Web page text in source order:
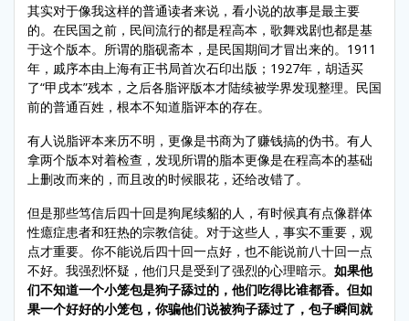
其实对于像我这样的普通读者来说，看小说的故事是最主要
的。在民国之前，民间流行的都是程高本，歌舞戏剧也都是基
于这个版本。所谓的脂砚斋本，是民国期间才冒出来的。1911
年，戚序本由上海有正书局首次石印出版；1927年，胡适买
了“甲戌本”残本，之后各脂评版本才陆续被学界发现整理。民国
前的普通百姓，根本不知道脂评本的存在。
有人说脂评本来历不明，更像是书商为了赚钱搞的伪书。有人
拿两个版本对着检查，发现所谓的脂本更像是在程高本的基础
上删改而来的，而且改的时候眼花，还给改错了。
但是那些笃信后四十回是狗尾续貂的人，有时候真有点像群体
性癔症患者和狂热的宗教信徒。对于这些人，事实不重要，观
点才重要。你不能说后四十回一点好，也不能说前八十回一点
不好。我强烈怀疑，他们只是受到了强烈的心理暗示。 如果他
们不知道一个小笼包是狗子舔过的，他们吃得比谁都香。但如
果一个好好的小笼包，你骗他们说被狗子舔过了，包子瞬间就